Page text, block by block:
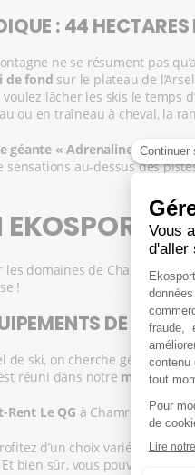
: 44 HECTARES
ne se résument pas
de fond sur le plateau de
lâcher les skis le temps
ou en traîneau à cheval, la
géante « Adrenaline Park »
au-dessus des
domaines de Chamrousse
!
DE SKI À
de ski, on cherche
réuni dans notre magasin de
Le QG à Chamrousse
d’un choix varié
bien sûr, vous pouvez